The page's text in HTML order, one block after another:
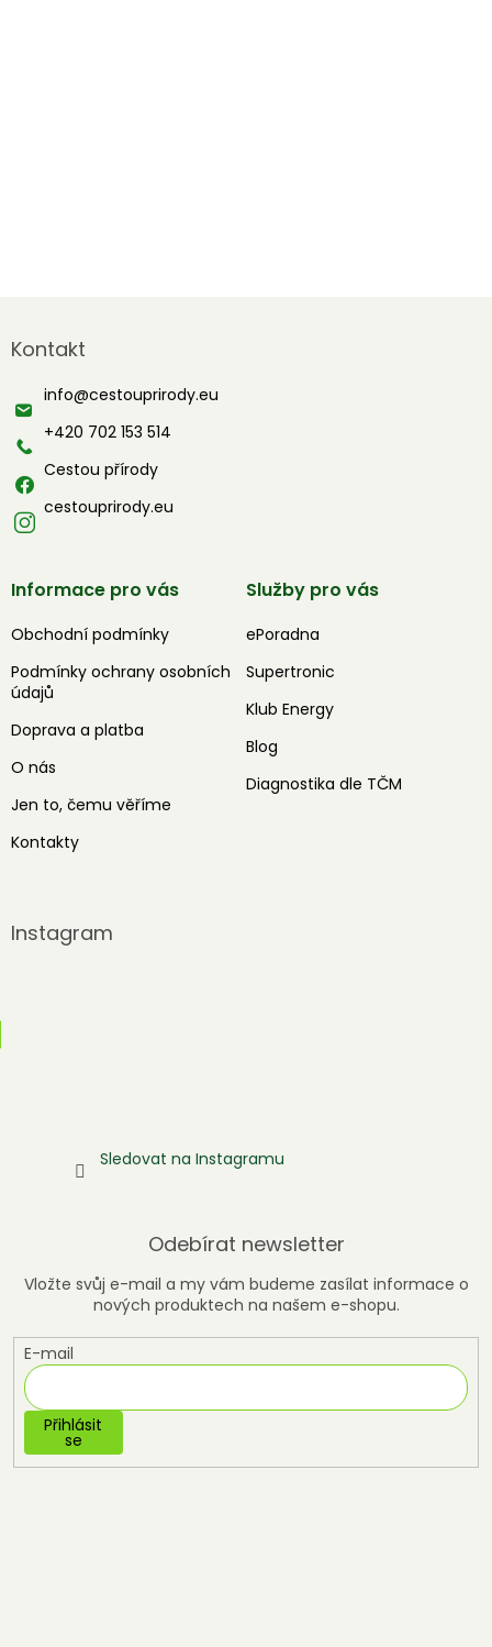
p
t
Kontakt
info@cestouprirody.eu
+420 702 153 514
Cestou přírody
cestouprirody.eu
Informace pro vás
Obchodní podmínky
Podmínky ochrany osobních
údajů
Doprava a platba
O nás
Jen to, čemu věříme
Kontakty
Služby pro vás
ePoradna
Supertronic
Klub Energy
Blog
Diagnostika dle TČM
Instagram
Sledovat na Instagramu
Odebírat newsletter
Vložte svůj e-mail a my vám budeme zasílat informace o
nových produktech na našem e-shopu.
E-mail
Přihlásit
se